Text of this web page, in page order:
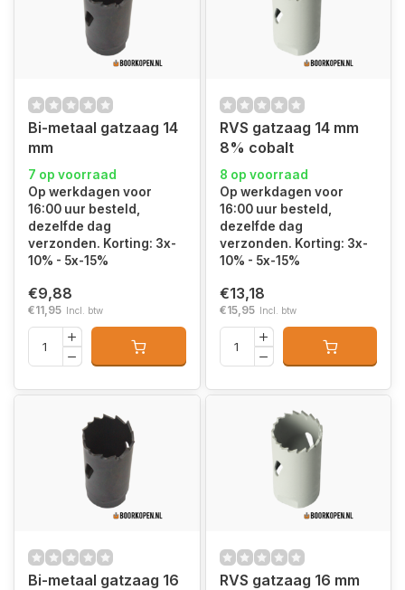
Bi-metaal gatzaag 14
mm
7 op voorraad
Op werkdagen voor
16:00 uur besteld,
dezelfde dag
verzonden. Korting: 3x-
10% - 5x-15%
€9,88
€11,95 Incl. btw
RVS gatzaag 14 mm
8% cobalt
8 op voorraad
Op werkdagen voor
16:00 uur besteld,
dezelfde dag
verzonden. Korting: 3x-
10% - 5x-15%
€13,18
€15,95 Incl. btw
Bi-metaal gatzaag 16
RVS gatzaag 16 mm